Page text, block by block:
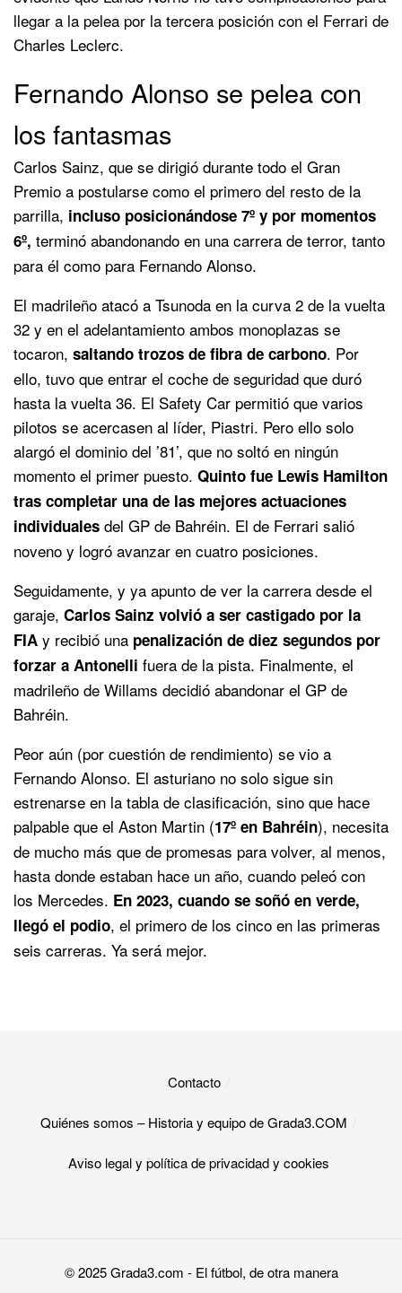
llegar a la pelea por la tercera posición con el Ferrari de
Charles Leclerc.
Fernando Alonso se pelea con
los fantasmas
Carlos Sainz, que se dirigió durante todo el Gran
Premio a postularse como el primero del resto de la
parrilla, incluso posicionándose 7º y por momentos
6º, terminó abandonando en una carrera de terror, tanto
para él como para Fernando Alonso.
El madrileño atacó a Tsunoda en la curva 2 de la vuelta
32 y en el adelantamiento ambos monoplazas se
tocaron, saltando trozos de fibra de carbono. Por
ello, tuvo que entrar el coche de seguridad que duró
hasta la vuelta 36. El Safety Car permitió que varios
pilotos se acercasen al líder, Piastri. Pero ello solo
alargó el dominio del ’81’, que no soltó en ningún
momento el primer puesto. Quinto fue Lewis Hamilton
tras completar una de las mejores actuaciones
individuales del GP de Bahréin. El de Ferrari salió
noveno y logró avanzar en cuatro posiciones.
Seguidamente, y ya apunto de ver la carrera desde el
garaje, Carlos Sainz volvió a ser castigado por la
FIA y recibió una penalización de diez segundos por
forzar a Antonelli fuera de la pista. Finalmente, el
madrileño de Willams decidió abandonar el GP de
Bahréin.
Peor aún (por cuestión de rendimiento) se vio a
Fernando Alonso. El asturiano no solo sigue sin
estrenarse en la tabla de clasificación, sino que hace
palpable que el Aston Martin (17º en Bahréin), necesita
de mucho más que de promesas para volver, al menos,
hasta donde estaban hace un año, cuando peleó con
los Mercedes. En 2023, cuando se soñó en verde,
llegó el podio, el primero de los cinco en las primeras
seis carreras. Ya será mejor.
Contacto
Quiénes somos – Historia y equipo de Grada3.COM
Aviso legal y política de privacidad y cookies​
© 2025Grada3.com - El fútbol, de otra manera